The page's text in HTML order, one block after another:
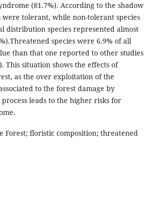
(81.7%). According to the shadow
were tolerant, while non-tolerant species
distribution species represented almost
species were 6.9% of all
than that one reported to other studies
This situation shows the effects of
as the over exploitation of the
to the forest damage by
leads to the higher risks for
Forest; floristic composition; threatened